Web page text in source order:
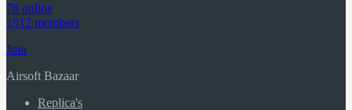
78 online
1912 members
Join
Airsoft Bazaar
Replica's